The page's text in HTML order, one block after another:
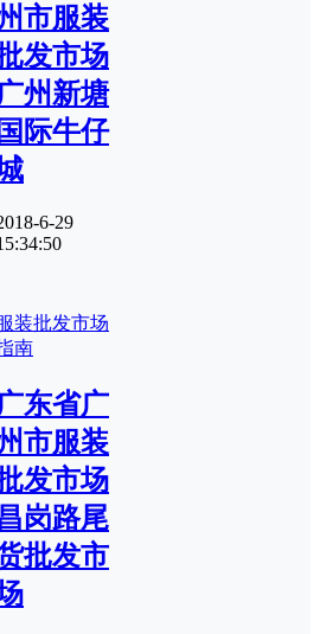
市服装
发市场
州新塘
国际牛仔
6-29
装批发市场
南
东省广
市服装
发市场
岗路尾
批发市